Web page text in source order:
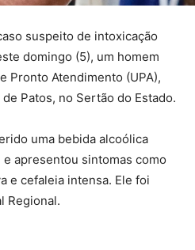
suspeito de intoxicação
domingo (5), um homem
Pronto Atendimento (UPA),
Patos, no Sertão do Estado.
uma bebida alcoólica
e apresentou sintomas como
e cefaleia intensa. Ele foi
Regional.